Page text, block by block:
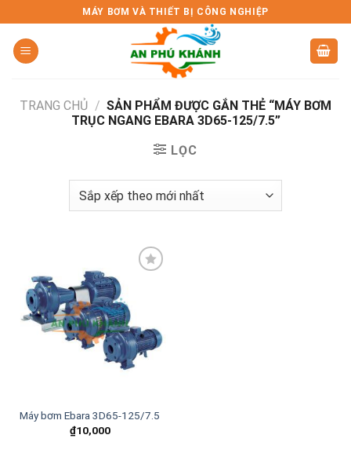
to
content
MÁY BƠM VÀ THIẾT BỊ CÔNG NGHIỆP
TRANG CHỦ / SẢN PHẨM ĐƯỢC GẮN THẺ “MÁY BƠM
TRỤC NGANG EBARA 3D65-125/7.5”
LỌC
Add to
wishlist
Máy bơm Ebara 3D65-125/7.5
₫10,000